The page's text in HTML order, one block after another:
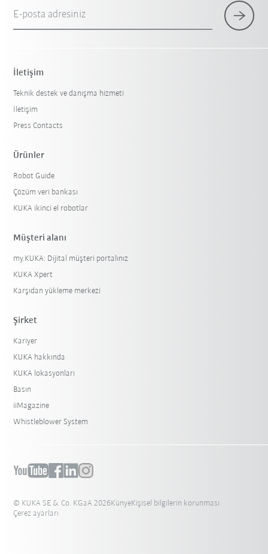
E-posta adresiniz
İletişim
Teknik destek ve danışma hizmeti
İletişim
Press Contacts
Ürünler
Robot Guide
Çözüm veri bankası
KUKA ikinci el robotlar
Müşteri alanı
my.KUKA: Dijital müşteri portalınız
KUKA Xpert
Karşıdan yükleme merkezi
Şirket
Kariyer
KUKA hakkında
KUKA lokasyonları
Basın
iiMagazine
Whistleblower System
© KUKA SE & Co. KGaA 2026KünyeKişisel bilgilerin korunması
Çerez ayarları